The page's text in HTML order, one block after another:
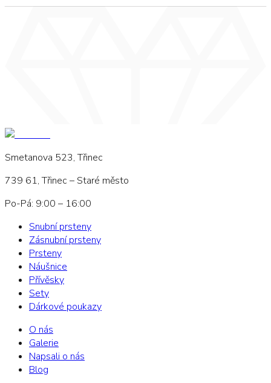
Smetanova 523, Třinec
739 61, Třinec – Staré město
Po-Pá: 9:00 – 16:00
Snubní prsteny
Zásnubní prsteny
Prsteny
Náušnice
Přívěsky
Sety
Dárkové poukazy
O nás
Galerie
Napsali o nás
Blog